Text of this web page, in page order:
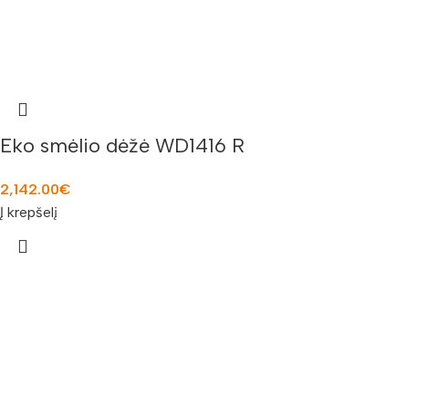
Eko smėlio dėžė WD1416 R
2,142.00€
Į krepšelį